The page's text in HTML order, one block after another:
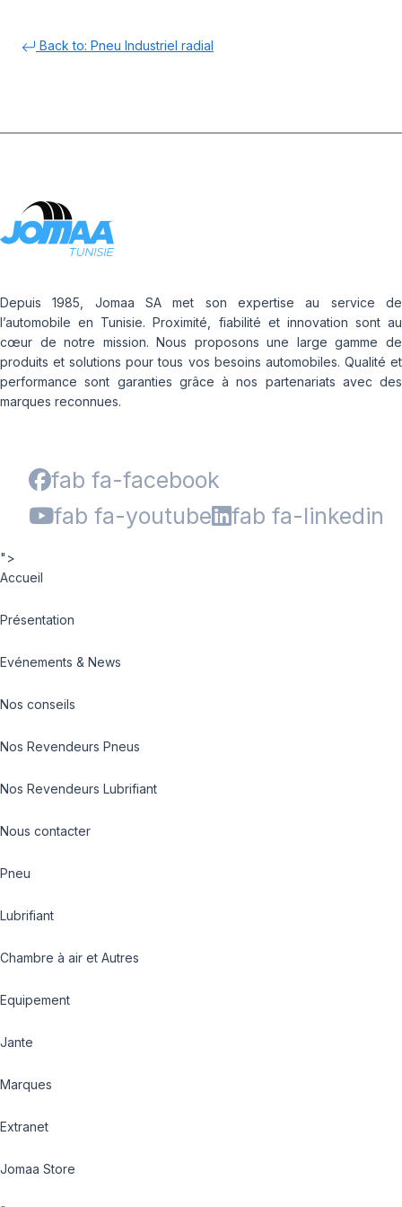
Back to: Pneu Industriel radial
Depuis 1985, Jomaa SA met son expertise au service de
l’automobile en Tunisie. Proximité, fiabilité et innovation sont au
cœur de notre mission. Nous proposons une large gamme de
produits et solutions pour tous vos besoins automobiles. Qualité et
performance sont garanties grâce à nos partenariats avec des
marques reconnues.
fab fa-facebook
fab fa-youtube
fab fa-linkedin
">
Accueil
Présentation
Evénements & News
Nos conseils
Nos Revendeurs Pneus
Nos Revendeurs Lubrifiant
Nous contacter
Pneu
Lubrifiant
Chambre à air et Autres
Equipement
Jante
Marques
Extranet
Jomaa Store